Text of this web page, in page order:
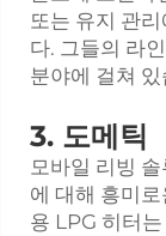
또는 유지 관
다. 그들의 라
분야에 걸쳐
3. 도메틱
모바일 리빙
에 대해 흥미
용 LPG 히터